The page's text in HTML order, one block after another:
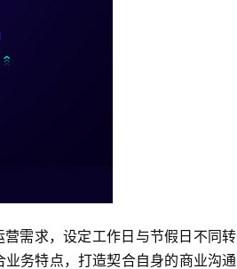
需求，设定工作日与节假日不同转
务特点，打造契合自身的商业沟通